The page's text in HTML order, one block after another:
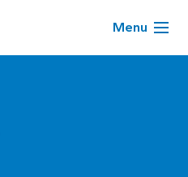
Menu